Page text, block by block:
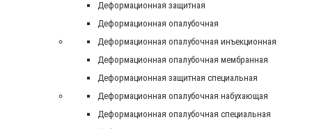
Деформационная защитная
Деформационная опалубочная
Деформационная опалубочная инъекционная
Деформационная опалубочная мембранная
Деформационная защитная специальная
Деформационная опалубочная набухающая
Деформационная опалубочная специальная